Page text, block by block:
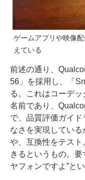
ゲームアプリや映像
えている
前述の通り、
56」を採用し、「
る。これはコーデ
名前であり、
で、品質評価ガイ
なさを実現してい
や、互換性をテス
きるというもの。要
ヤフォンですよ”と